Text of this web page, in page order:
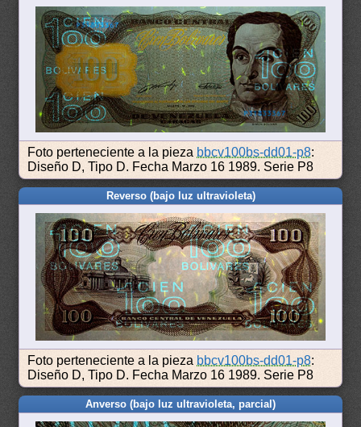
Foto perteneciente a la pieza bbcv100bs-dd01-p8:
Diseño D, Tipo D. Fecha Marzo 16 1989. Serie P8
Reverso (bajo luz ultravioleta)
Foto perteneciente a la pieza bbcv100bs-dd01-p8:
Diseño D, Tipo D. Fecha Marzo 16 1989. Serie P8
Anverso (bajo luz ultravioleta, parcial)